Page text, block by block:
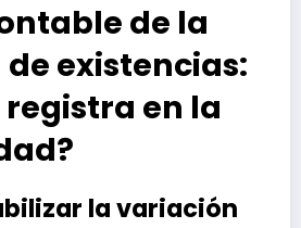
de la
existencias:
registra en la
la variación